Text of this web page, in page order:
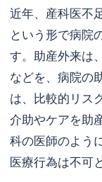
近年、産科医不
という形で病院
す。助産外来は
などを、病院の
は、比較的リス
介助やケアを助
科の医師のよう
医療行為は不可